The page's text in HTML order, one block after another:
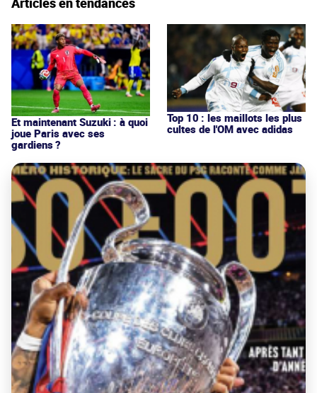
Et maintenant Suzuki : à quoi
joue Paris avec ses
gardiens ?
Top 10 : les maillots les plus
cultes de l'OM avec adidas